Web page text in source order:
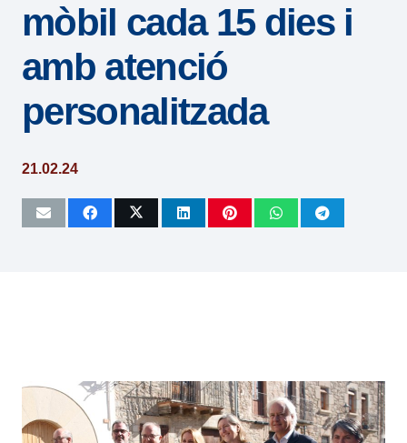
mòbil cada 15 dies i
amb atenció
personalitzada
21.02.24